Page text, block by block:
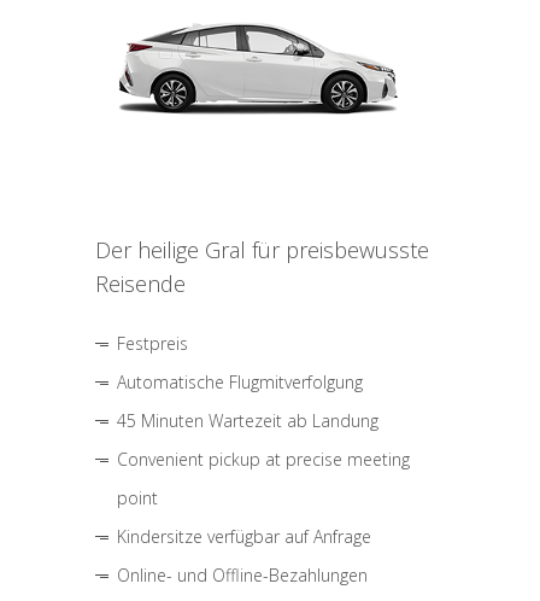
Der heilige Gral für preisbewusste
Reisende
Festpreis
Automatische Flugmitverfolgung
45 Minuten Wartezeit ab Landung
Convenient pickup at precise meeting
point
Kindersitze verfügbar auf Anfrage
Online- und Offline-Bezahlungen